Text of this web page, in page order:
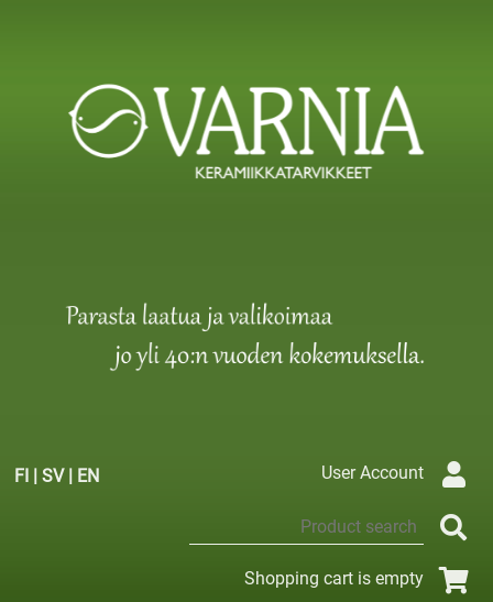
FI | SV| EN User Account
Shopping cart is empty